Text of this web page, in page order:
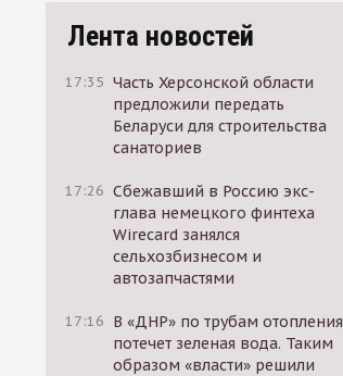
Лента новостей
17:35 Часть Херсонской области
предложили передать
Беларуси для строительства
санаториев
17:26 Сбежавший в Россию экс-
глава немецкого финтеха
Wirecard занялся
сельхозбизнесом и
автозапчастями
17:16 В «ДНР» по трубам отопления
потечет зеленая вода. Таким
образом «власти» решили